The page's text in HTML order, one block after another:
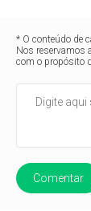
* O conteúdo de
Nos reservamos
com o propósito
Comentar